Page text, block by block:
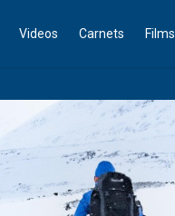
Videos Carnets Films